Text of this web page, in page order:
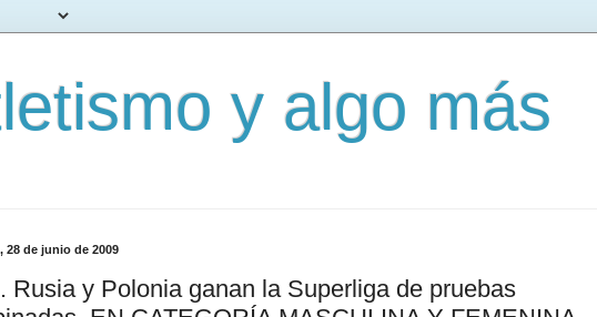
y algo más
28 de junio de 2009
Rusia y Polonia ganan la Superliga de pruebas